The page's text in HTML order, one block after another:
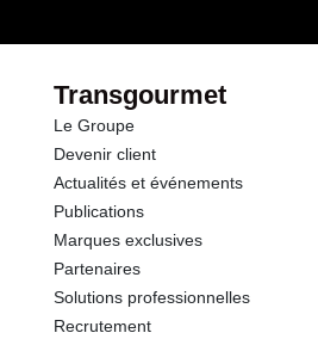
Sel
Transgourmet
Le Groupe
Devenir client
Actualités et événements
Publications
Marques exclusives
Partenaires
Solutions professionnelles
Recrutement